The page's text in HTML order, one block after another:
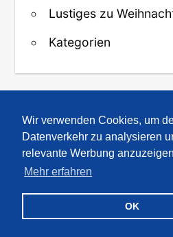
Wir verwenden Cookies, um
Datenverkehr zu analysieren
relevante Werbung
Mehr erfahren
OK
Lustiges zu
Kategorien
↑ Zurück
Über uns·Kontakt·
© 2008-2026
für WhatsApp